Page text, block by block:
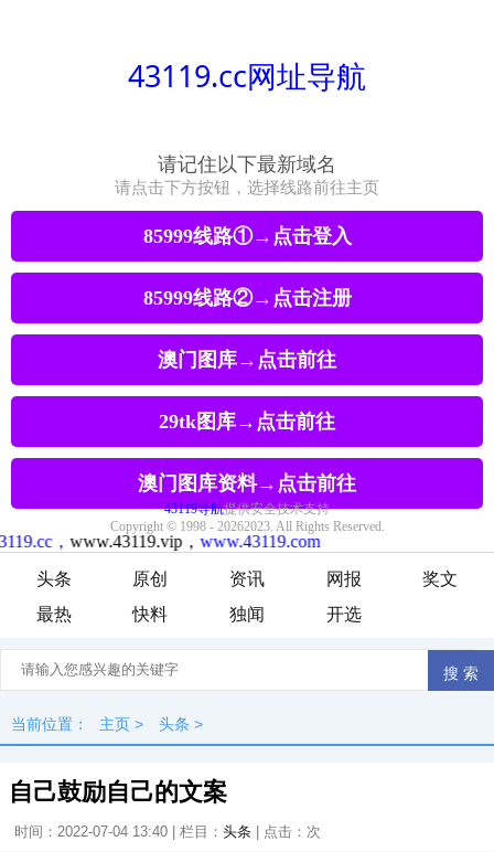
头条 原创 资讯 网报
奖文
最热
快料 独闻 开选
当前位置： 主页 > 头条 >
自己鼓励自己的文案
时间：2022-07-04 13:40 | 栏目： 头条 | 点击： 次